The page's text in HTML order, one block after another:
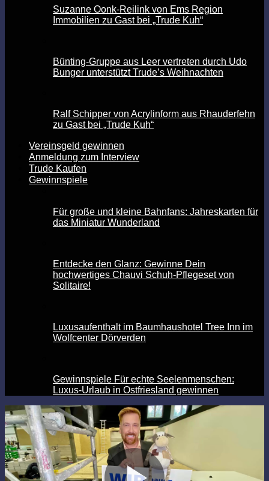
Suzanne Oonk-Reilink von Ems Region
Immobilien zu Gast bei „Trude Kuh“
Bünting-Gruppe aus Leer vertreten durch Udo
Bunger unterstützt Trude’s Weihnachten
Ralf Schipper von Acrylinform aus Rhauderfehn
zu Gast bei „Trude Kuh“
Vereinsgeld gewinnen
Anmeldung zum Interview
Trude Kaufen
Gewinnspiele
Für große und kleine Bahnfans: Jahreskarten für
das Miniatur Wunderland
Entdecke den Glanz: Gewinne Dein
hochwertiges Chauvi Schuh-Pflegeset von
Solitaire!
Luxusaufenthalt im Baumhaushotel Tree Inn im
Wolfcenter Dörverden
Gewinnspiele Für echte Seelenmenschen:
Luxus-Urlaub in Ostfriesland gewinnen